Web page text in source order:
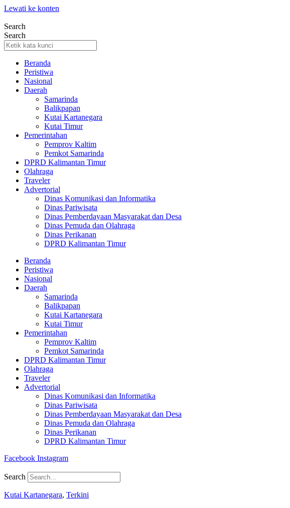
Lewati ke konten
Search
Search
Beranda
Peristiwa
Nasional
Daerah
Samarinda
Balikpapan
Kutai Kartanegara
Kutai Timur
Pemerintahan
Pemprov Kaltim
Pemkot Samarinda
DPRD Kalimantan Timur
Olahraga
Traveler
Advertorial
Dinas Komunikasi dan Informatika
Dinas Pariwisata
Dinas Pemberdayaan Masyarakat dan Desa
Dinas Pemuda dan Olahraga
Dinas Perikanan
DPRD Kalimantan Timur
Beranda
Peristiwa
Nasional
Daerah
Samarinda
Balikpapan
Kutai Kartanegara
Kutai Timur
Pemerintahan
Pemprov Kaltim
Pemkot Samarinda
DPRD Kalimantan Timur
Olahraga
Traveler
Advertorial
Dinas Komunikasi dan Informatika
Dinas Pariwisata
Dinas Pemberdayaan Masyarakat dan Desa
Dinas Pemuda dan Olahraga
Dinas Perikanan
DPRD Kalimantan Timur
Facebook Instagram
Search
Kutai Kartanegara, Terkini